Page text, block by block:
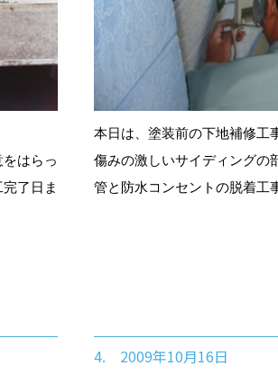
はらっ
了日ま
本日は、塗装前の下地補修工
傷みの激しいサイディングの
管と防水コンセントの脱着工
4. 2009年10月16日